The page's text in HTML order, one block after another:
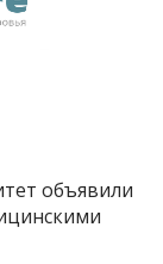
объявили